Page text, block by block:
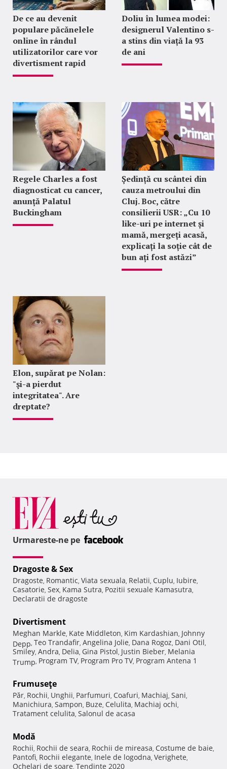
De ce au devenit
populare păcănelele
online în rândul
utilizatorilor care vor
divertisment rapid
Doliu în lumea modei:
designerul Valentino s-
a stins din viață la 93
de ani
Regele Charles a fost
diagnosticat cu cancer,
anunță Palatul
Buckingham
Ședință cu scântei din
cauza metroului din
Cluj. Boc, către
consilierii USR: „Cu 10
like-uri pe internet și
mamă, mergeți acasă,
explicați la soție cât de
bun ați fost astăzi”
Elon, supărat pe Nolan:
"şi-a pierdut
integritatea". Are
dreptate?
Urmareste-ne pe
Dragoste & Sex
Dragoste, Romantic, Viata sexuala, Relatii, Cuplu, Iubire,
Casatorie, Sex, Kama Sutra, Pozitii sexuale Kamasutra,
Declaratii de dragoste
Divertisment
Meghan Markle, Kate Middleton, Kim Kardashian, Johnny
Depp, Teo Trandafir, Angelina Jolie, Dana Rogoz, Dani Otil,
Smiley, Andra, Delia, Gina Pistol, Justin Bieber, Melania
Trump, Program TV, Program Pro TV, Program Antena 1
Frumuseţe
Păr, Rochii, Unghii, Parfumuri, Coafuri, Machiaj, Sani,
Manichiura, Sampon, Buze, Celulita, Machiaj ochi,
Tratament celulita, Salonul de acasa
Modă
Rochii, Rochii de seara, Rochii de mireasa, Costume de baie,
Pantofi, Rochii elegante, Inele de logodna, Verighete,
Ochelari de soare, Tendinte 2020